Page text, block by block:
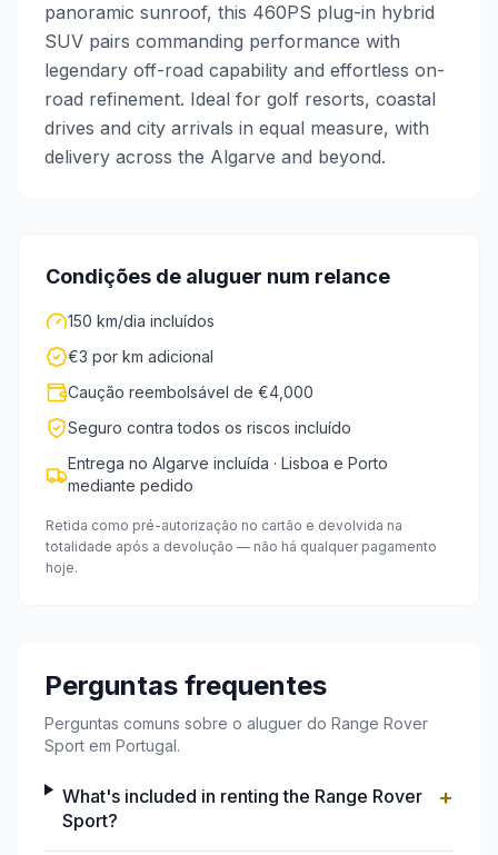
panoramic sunroof, this 460PS plug-in hybrid
SUV pairs commanding performance with
legendary off-road capability and effortless on-
road refinement. Ideal for golf resorts, coastal
drives and city arrivals in equal measure, with
delivery across the Algarve and beyond.
Condições de aluguer num relance
150 km/dia incluídos
€3 por km adicional
Caução reembolsável de €4,000
Seguro contra todos os riscos incluído
Entrega no Algarve incluída · Lisboa e Porto
mediante pedido
Retida como pré-autorização no cartão e devolvida na
totalidade após a devolução — não há qualquer pagamento
hoje.
Perguntas frequentes
Perguntas comuns sobre o aluguer do Range Rover
Sport em Portugal.
What's included in renting the Range Rover
Sport?
+